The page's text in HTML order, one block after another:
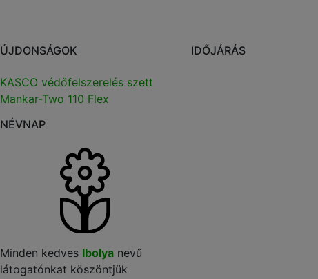
ÚJDONSÁGOK
KASCO védőfelszerelés szett
Mankar-Two 110 Flex
NÉVNAP
Minden kedves Ibolyanevű
látogatónkat köszöntjük
IDŐJÁRÁS